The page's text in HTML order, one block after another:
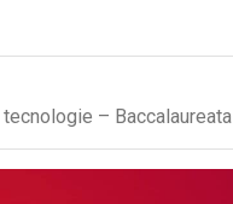
– Baccalaureata